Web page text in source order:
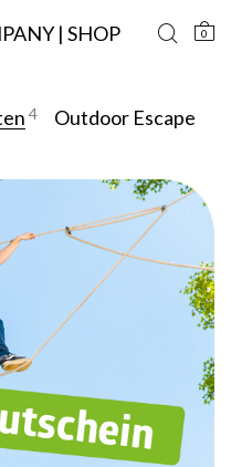
| SHOP 0
4 Outdoor Escape